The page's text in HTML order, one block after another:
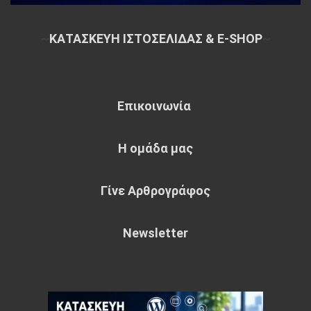
ΚΑΤΑΣΚΕΥΗ ΙΣΤΟΣΕΛΙΔΑΣ & E-SHOP~
Επικοινωνία
Η ομάδα μας
Γίνε Αρθρογράφος
Newsletter